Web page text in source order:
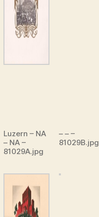
Luzern – NA
– NA –
81029A.jpg
– – –
81029B.jpg